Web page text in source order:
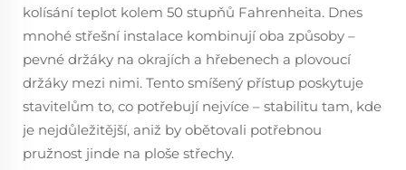
kolísání teplot kolem 50 stupňů Fahrenheita. Dnes
mnohé střešní instalace kombinují oba způsoby –
pevné držáky na okrajích a hřebenech a plovoucí
držáky mezi nimi. Tento smíšený přístup poskytuje
stavitelům to, co potřebují nejvíce – stabilitu tam, kde
je nejdůležitější, aniž by obětovali potřebnou
pružnost jinde na ploše střechy.